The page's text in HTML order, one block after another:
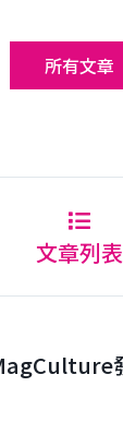
所有文章
文章列表